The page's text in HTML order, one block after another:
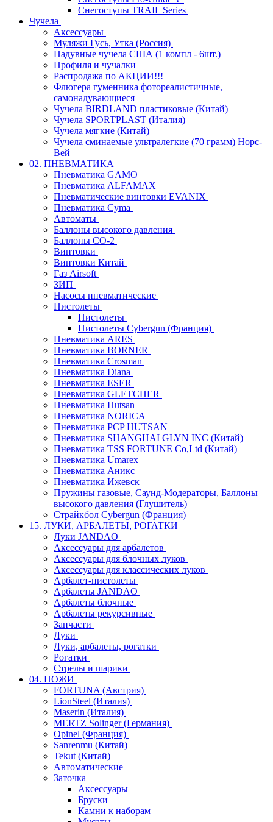
Снегоступы TRAIL Series
Чучела
Аксессуары
Муляжи Гусь, Утка (Россия)
Надувные чучела США (1 компл - 6шт.)
Профиля и чучалки
Распродажа по АКЦИИ!!!
Флюгера гуменника фотореалистичные,
самонадувающиеся
Чучела BIRDLAND пластиковые (Китай)
Чучела SPORTPLAST (Италия)
Чучела мягкие (Китай)
Чучела сминаемые ультралегкие (70 грамм) Норс-
Вей
02. ПНЕВМАТИКА
Пневматика GAMO
Пневматика ALFAMAX
Пневматические винтовки EVANIX
Пневматика Cyma
Автоматы
Баллоны высокого давления
Баллоны СО-2
Винтовки
Винтовки Китай
Газ Airsoft
ЗИП
Насосы пневматические
Пистолеты
Пистолеты
Пистолеты Cybergun (Франция)
Пневматика ARES
Пневматика BORNER
Пневматика Crosman
Пневматика Diana
Пневматика ESER
Пневматика GLETCHER
Пневматика Hutsan
Пневматика NORICA
Пневматика PCP HUTSAN
Пневматика SHANGHAI GLYN INC (Китай)
Пневматика TSS FORTUNE Co,Ltd (Китай)
Пневматика Umarex
Пневматика Аникс
Пневматика Ижевск
Пружины газовые, Саунд-Модераторы, Баллоны
высокого давления (Глушитель)
Страйкбол Cybergun (Франция)
15. ЛУКИ, АРБАЛЕТЫ, РОГАТКИ
Луки JANDAO
Аксессуары для арбалетов
Аксессуары для блочных луков
Аксессуары для классических луков
Арбалет-пистолеты
Арбалеты JANDAO
Арбалеты блочные
Арбалеты рекурсивные
Запчасти
Луки
Луки, арбалеты, рогатки
Рогатки
Стрелы и шарики
04. НОЖИ
FORTUNA (Австрия)
LionSteel (Италия)
Maserin (Италия)
MERTZ Solinger (Германия)
Opinel (Франция)
Sanrenmu (Китай)
Tekut (Китай)
Автоматические
Заточка
Аксессуары
Бруски
Камни к наборам